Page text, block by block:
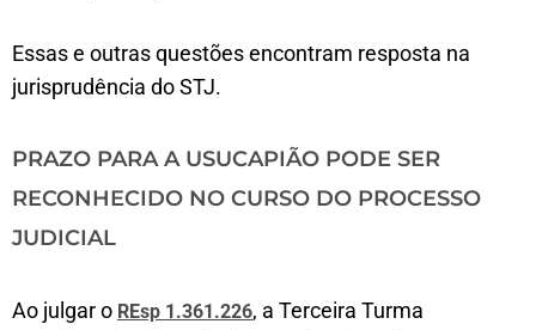
Essas e outras questões encontram resposta na
jurisprudência do STJ.
PRAZO PARA A USUCAPIÃO PODE SER
RECONHECIDO NO CURSO DO PROCESSO
JUDICIAL
Ao julgar o REsp 1.361.226, a Terceira Turma